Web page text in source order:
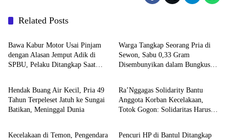
Related Posts
Berita
Bawa Kabur Motor Usai Pinjam
dengan Alasan Jemput Adik di
SPBU, Pelaku Ditangkap Saat
Warga Tangkap Seorang Pria di
Sewon, Sabu 0,33 Gram
Disembunyikan dalam Bungkus
Berita
Hendak Buang Air Kecil, Pria 49
Tahun Terpeleset Jatuh ke Sungai
Batikan, Meninggal Dunia
Berita
Ra’Nggagas Solidarity Bantu
Anggota Korban Kecelakaan,
Totok Gogon: Solidaritas Harus
Berita
Kecelakaan di Temon, Pengendara
Berita
Pencuri HP di Bantul Ditangkap